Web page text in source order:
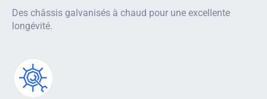
Des châssis galvanisés à chaud pour une excellente
longévité.